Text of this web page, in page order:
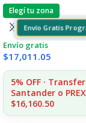
Elegí tu zona
Envío Gratis
Envío gratis
$17,011.05
5% OFF ·
Santander o
$16,160.50